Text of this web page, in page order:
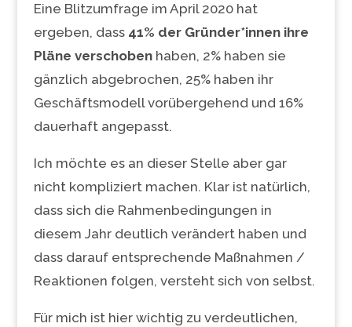
Eine Blitzumfrage im April 2020 hat
ergeben, dass 41% der Gründer*innen ihre
Pläne verschobenhaben, 2% haben sie
gänzlich abgebrochen, 25% haben ihr
Geschäftsmodell vorübergehend und 16%
dauerhaft angepasst.
Ich möchte es an dieser Stelle aber gar
nicht kompliziert machen. Klar ist natürlich,
dass sich die Rahmenbedingungen in
diesem Jahr deutlich verändert haben und
dass darauf entsprechende Maßnahmen /
Reaktionen folgen, versteht sich von selbst.
Für mich ist hier wichtig zu verdeutlichen,